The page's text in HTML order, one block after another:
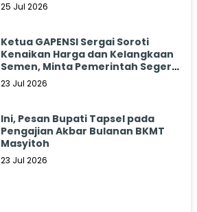
25 Jul 2026
Ketua GAPENSI Sergai Soroti
Kenaikan Harga dan Kelangkaan
Semen, Minta Pemerintah Segera
Bertindak
23 Jul 2026
Ini, Pesan Bupati Tapsel pada
Pengajian Akbar Bulanan BKMT
Masyitoh
23 Jul 2026